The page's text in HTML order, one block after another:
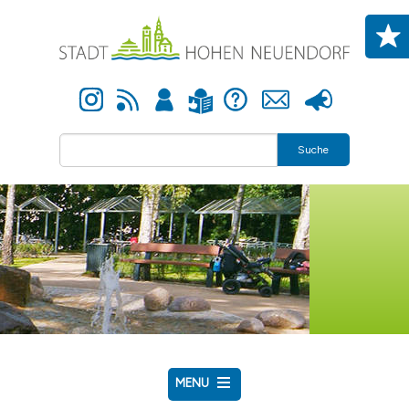
Instagram Newsfeed Anmelden Leichte Sprache Hilfe Kontakt Presse
Suche
MENU